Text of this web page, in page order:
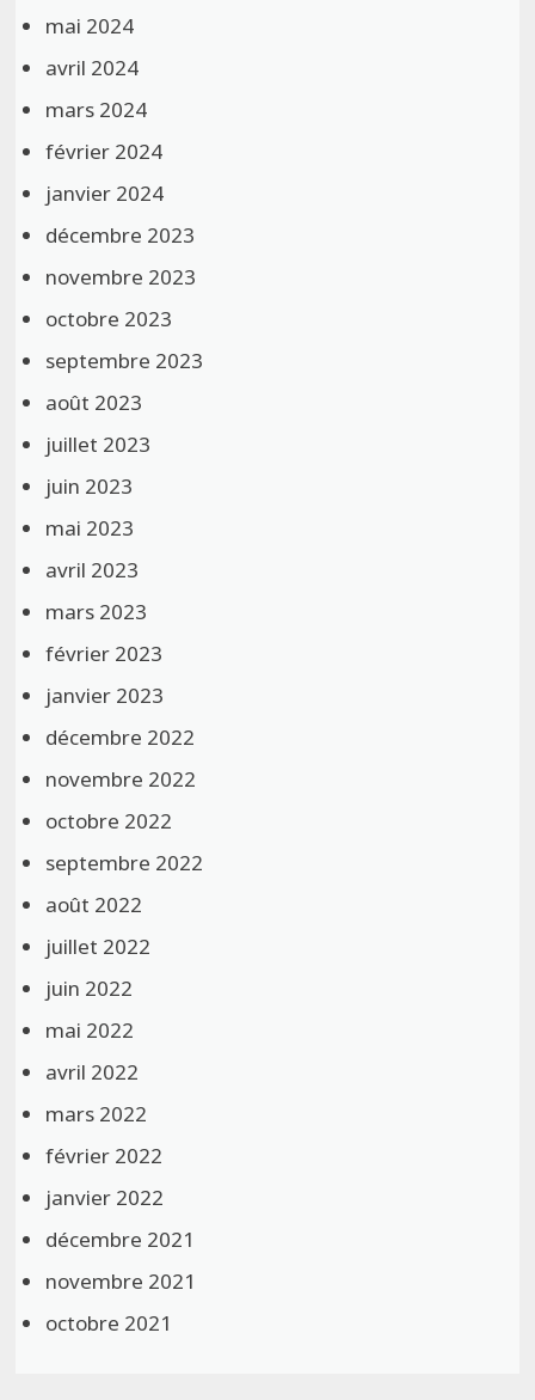
mai 2024
avril 2024
mars 2024
février 2024
janvier 2024
décembre 2023
novembre 2023
octobre 2023
septembre 2023
août 2023
juillet 2023
juin 2023
mai 2023
avril 2023
mars 2023
février 2023
janvier 2023
décembre 2022
novembre 2022
octobre 2022
septembre 2022
août 2022
juillet 2022
juin 2022
mai 2022
avril 2022
mars 2022
février 2022
janvier 2022
décembre 2021
novembre 2021
octobre 2021